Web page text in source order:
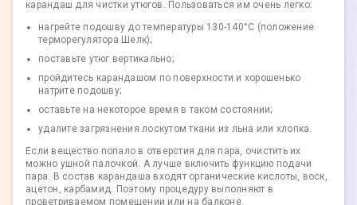
карандаш для чистки утюгов. Пользоваться им очень легко:
нагрейте подошву до температуры 130-140°C (положение
терморегулятора Шелк);
поставьте утюг вертикально;
пройдитесь карандашом по поверхности и хорошенько
натрите подошву;
оставьте на некоторое время в таком состоянии;
удалите загрязнения лоскутом ткани из льна или хлопка.
Если вещество попало в отверстия для пара, очистить их
можно ушной палочкой. А лучше включить функцию подачи
пара. В состав карандаша входят органические кислоты, воск,
ацетон, карбамид. Поэтому процедуру выполняют в
проветриваемом помещении или на балконе.